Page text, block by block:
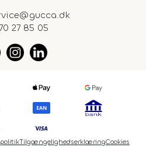
27 85 05
TilgængelighedserklæringCookies